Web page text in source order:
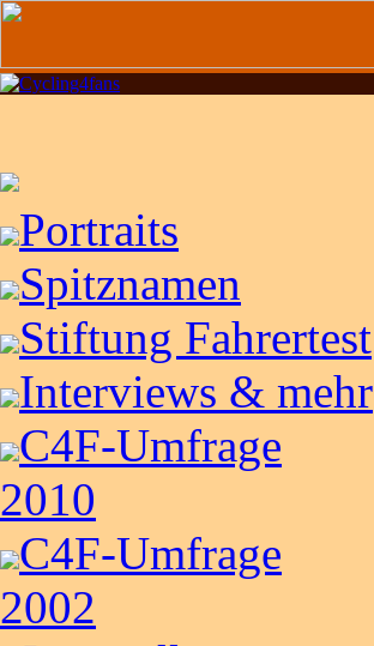
Portraits
Spitznamen
Stiftung Fahrertest
Interviews & mehr
C4F-Umfrage
2010
C4F-Umfrage
2002